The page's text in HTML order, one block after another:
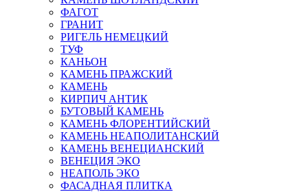
ФАГОТ
ГРАНИТ
РИГЕЛЬ НЕМЕЦКИЙ
ТУФ
КАНЬОН
КАМЕНЬ ПРАЖСКИЙ
КАМЕНЬ
КИРПИЧ АНТИК
БУТОВЫЙ КАМЕНЬ
КАМЕНЬ ФЛОРЕНТИЙСКИЙ
КАМЕНЬ НЕАПОЛИТАНСКИЙ
КАМЕНЬ ВЕНЕЦИАНСКИЙ
ВЕНЕЦИЯ ЭКО
НЕАПОЛЬ ЭКО
ФАСАДНАЯ ПЛИТКА